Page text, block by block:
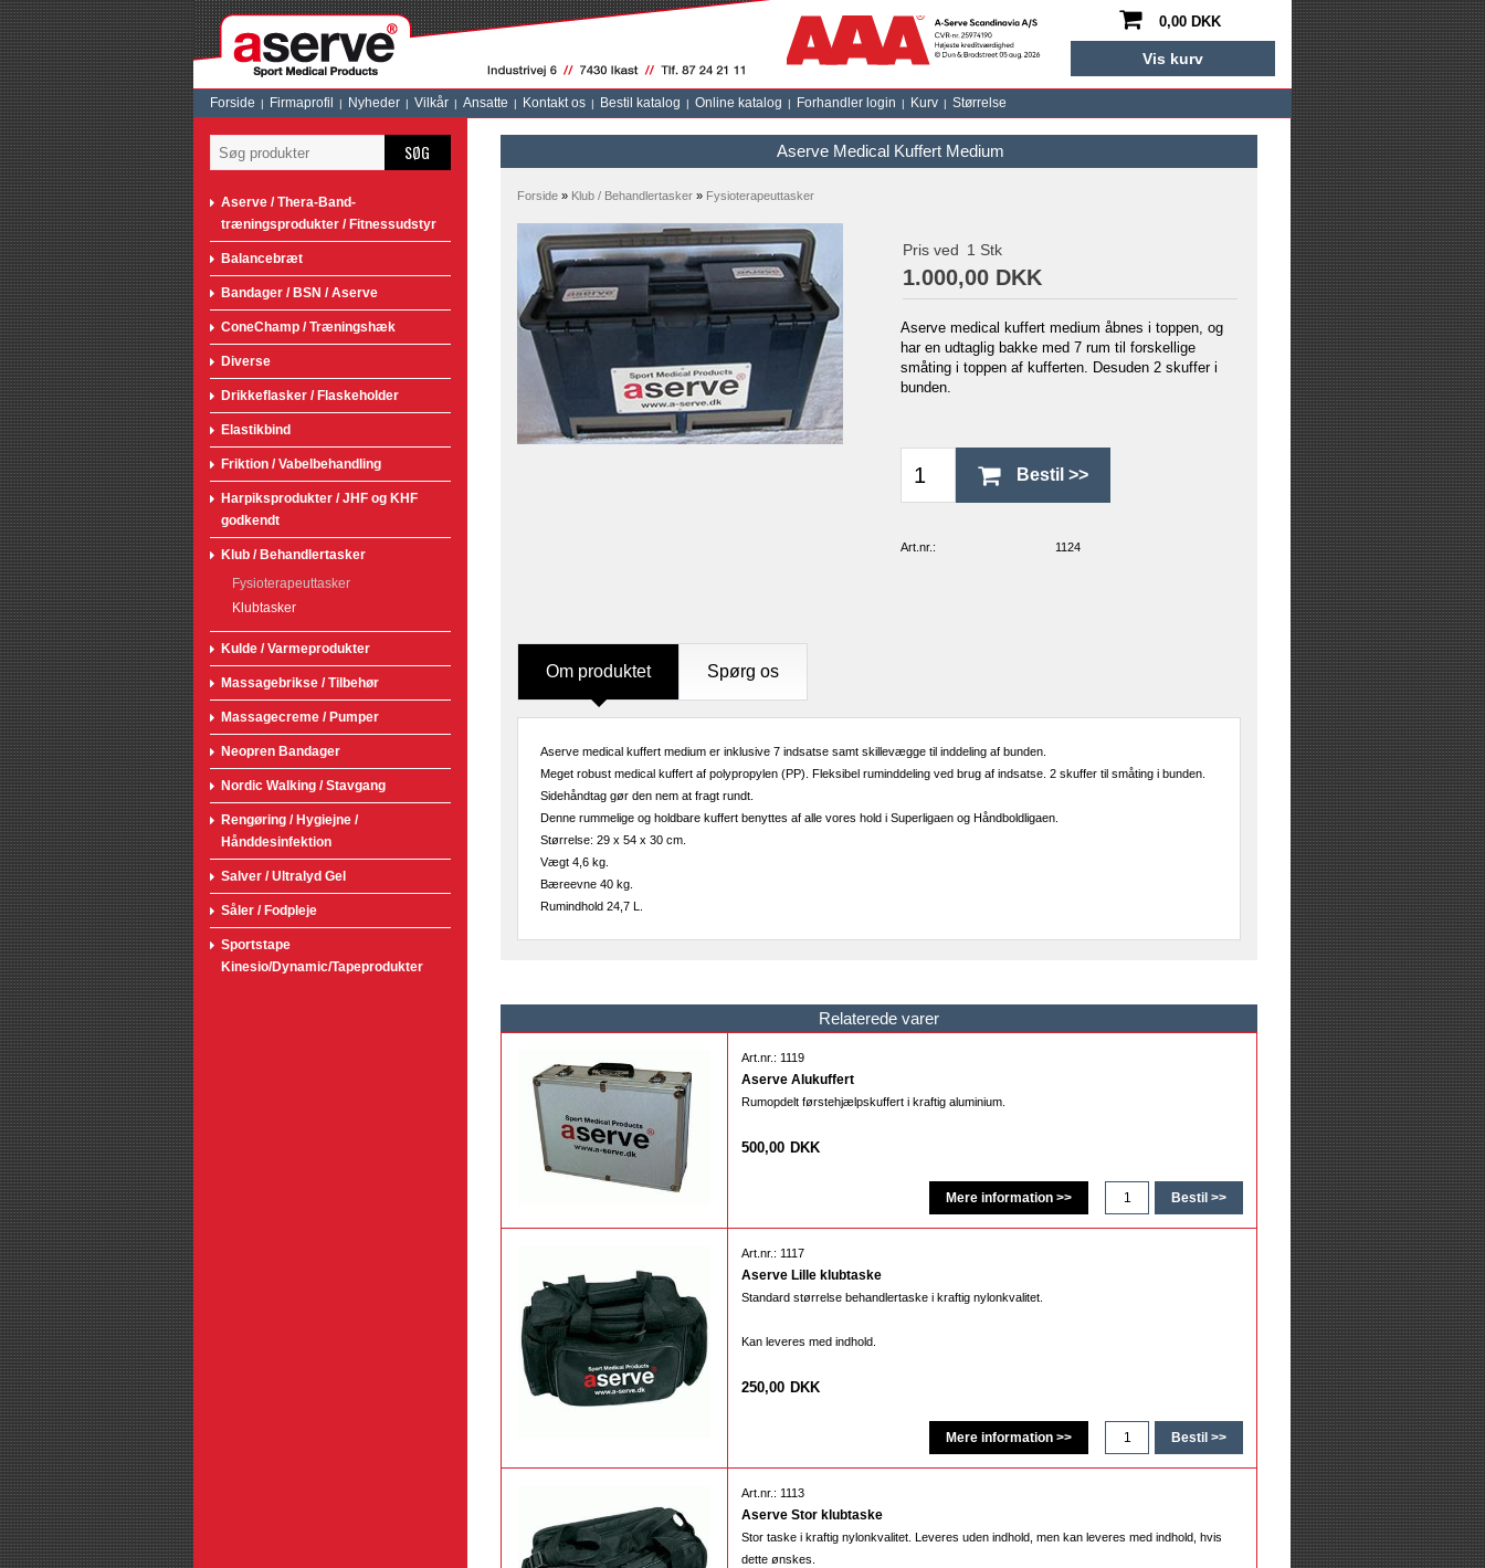
0,00 DKK
Vis kurv
Forside Firmaprofil Nyheder Vilkår Ansatte Kontakt os Bestil katalog Online katalog Forhandler login Kurv Størrelse
SØG
Aserve / Thera-Band-
træningsprodukter / Fitnessudstyr
Balancebræt
Bandager / BSN / Aserve
ConeChamp / Træningshæk
Diverse
Drikkeflasker / Flaskeholder
Elastikbind
Friktion / Vabelbehandling
Harpiksprodukter / JHF og KHF
godkendt
Klub / Behandlertasker
Fysioterapeuttasker
Klubtasker
Kulde / Varmeprodukter
Massagebrikse / Tilbehør
Massagecreme / Pumper
Neopren Bandager
Nordic Walking / Stavgang
Rengøring / Hygiejne /
Hånddesinfektion
Salver / Ultralyd Gel
Såler / Fodpleje
Sportstape
Kinesio/Dynamic/Tapeprodukter
Aserve Medical Kuffert Medium
Forside » Klub / Behandlertasker » Fysioterapeuttasker
Pris ved 1 Stk
1.000,00 DKK
Aserve medical kuffert medium åbnes i toppen, og
har en udtaglig bakke med 7 rum til forskellige
småting i toppen af kufferten. Desuden 2 skuffer i
bunden.
1124
Art.nr.:
Om produktet Spørg os
Aserve medical kuffert medium er inklusive 7 indsatse samt skillevægge til inddeling af bunden.
Meget robust medical kuffert af polypropylen (PP). Fleksibel ruminddeling ved brug af indsatse. 2 skuffer til småting i bunden.
Sidehåndtag gør den nem at fragt rundt.
Denne rummelige og holdbare kuffert benyttes af alle vores hold i Superligaen og Håndboldligaen.
Størrelse: 29 x 54 x 30 cm.
Vægt 4,6 kg.
Bæreevne 40 kg.
Rumindhold 24,7 L.
Relaterede varer
Art.nr.: 1119
Aserve Alukuffert
Rumopdelt førstehjælpskuffert i kraftig aluminium.
500,00 DKK
Art.nr.: 1117
Aserve Lille klubtaske
Standard størrelse behandlertaske i kraftig nylonkvalitet.
Kan leveres med indhold.
250,00 DKK
Art.nr.: 1113
Aserve Stor klubtaske
Stor taske i kraftig nylonkvalitet. Leveres uden indhold, men kan leveres med indhold, hvis
dette ønskes.